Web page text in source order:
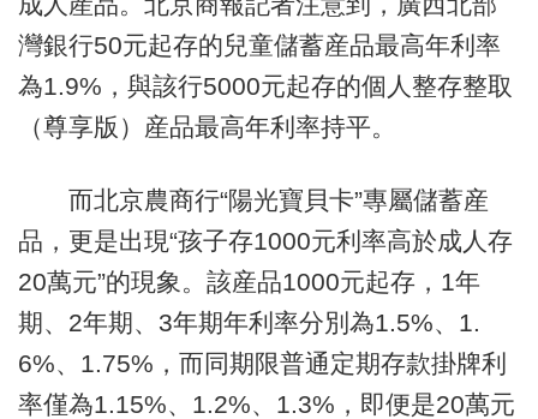
灣銀行50元起存的兒童儲蓄産品最高年利率
為1.9%，與該行5000元起存的個人整存整取
（尊享版）産品最高年利率持平。
而北京農商行“陽光寶貝卡”專屬儲蓄産
品，更是出現“孩子存1000元利率高於成人存
20萬元”的現象。該産品1000元起存，1年
期、2年期、3年期年利率分別為1.5%、1.
6%、1.75%，而同期限普通定期存款掛牌利
率僅為1.15%、1.2%、1.3%，即便是20萬元